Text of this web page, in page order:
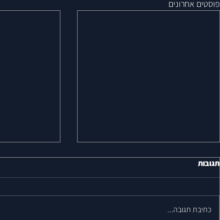
פוסטים אחרונים
תגובות
כתיבת תגובה...